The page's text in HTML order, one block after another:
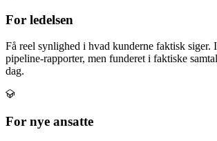
For ledelsen
Få reel synlighed i hvad kunderne faktisk siger.
pipeline-rapporter, men funderet i faktiske
dag.
For nye ansatte